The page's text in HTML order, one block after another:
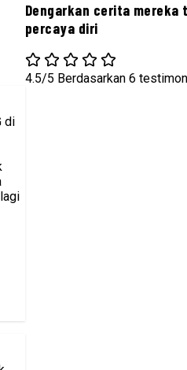
Dengarkan cerita mereka
percaya diri
4.5/5 Berdasarkan 6
di